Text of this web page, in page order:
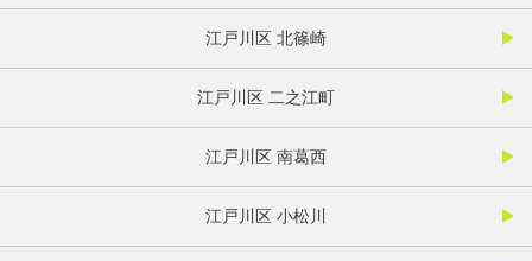
江戸川区 北篠崎
江戸川区 二之江町
江戸川区 南葛西
江戸川区 小松川